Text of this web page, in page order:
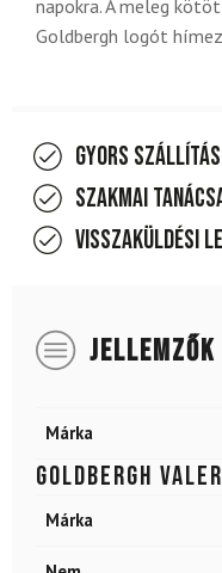
napokra. A meleg
Goldbergh logót
Gyors szállítás
Szakmai
Visszaküldési
JELLEMZŐK
Márka
GOLDBERGH
Márka